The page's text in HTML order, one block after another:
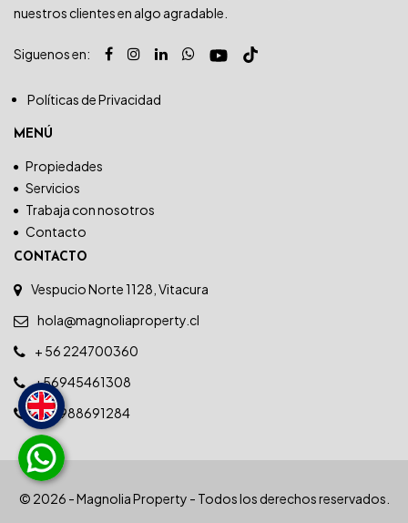
nuestros clientes en algo agradable.
Siguenos en:
Políticas de Privacidad
MENÚ
Propiedades
Servicios
Trabaja con nosotros
Contacto
CONTACTO
Vespucio Norte 1128, Vitacura
hola@magnoliaproperty.cl
+ 56 224700360
+56945461308
+56988691284
© 2026 - Magnolia Property - Todos los derechos reservados.